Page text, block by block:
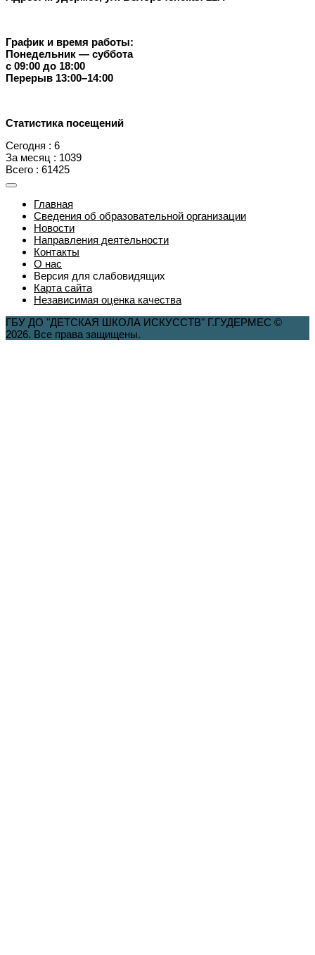
График и время работы:
Понедельник — суббота
с 09:00 до 18:00
Перерыв 13:00–14:00
Статистика посещений
Сегодня : 6
За месяц : 1039
Всего : 61425
Главная
Сведения об образовательной организации
Новости
Направления деятельности
Контакты
О нас
Версия для слабовидящих
Карта сайта
Независимая оценка качества
ГБУ ДО "ДЕТСКАЯ ШКОЛА ИСКУССТВ" Г.ГУДЕРМЕС ©
2026. Все права защищены.